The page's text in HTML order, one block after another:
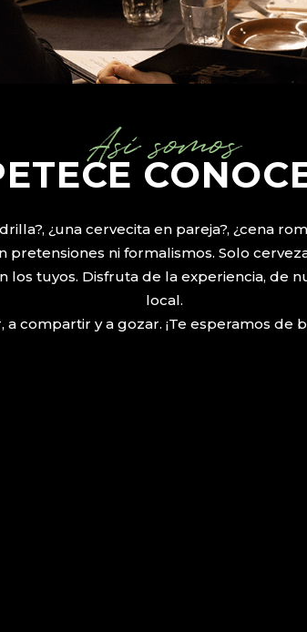
Así somos
¿una cervecita en pareja?, ¿cena
pretensiones ni formalismos. Solo
los tuyos. Disfruta de la experiencia, de
local.
a compartir y a gozar. ¡Te esperamos de